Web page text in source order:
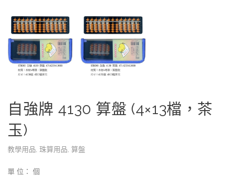
自強牌 4130 算盤 (4×13檔，茶
玉)
教學用品, 珠算用品, 算盤
單 位： 個